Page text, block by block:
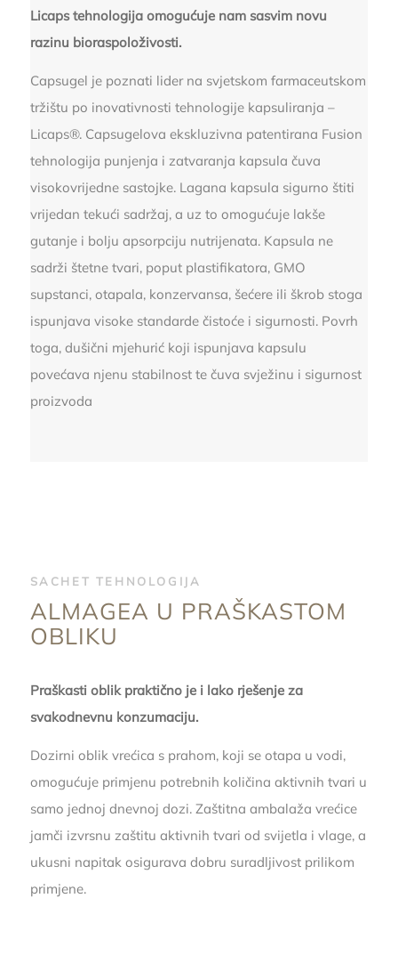
Licaps tehnologija omogućuje nam sasvim novu
razinu bioraspoloživosti.
Capsugel je poznati lider na svjetskom farmaceutskom
tržištu po inovativnosti tehnologije kapsuliranja –
Licaps®. Capsugelova ekskluzivna patentirana Fusion
tehnologija punjenja i zatvaranja kapsula čuva
visokovrijedne sastojke. Lagana kapsula sigurno štiti
vrijedan tekući sadržaj, a uz to omogućuje lakše
gutanje i bolju apsorpciju nutrijenata. Kapsula ne
sadrži štetne tvari, poput plastifikatora, GMO
supstanci, otapala, konzervansa, šećere ili škrob stoga
ispunjava visoke standarde čistoće i sigurnosti. Povrh
toga, dušični mjehurić koji ispunjava kapsulu
povećava njenu stabilnost te čuva svježinu i sigurnost
proizvoda
SACHET TEHNOLOGIJA
ALMAGEA U PRAŠKASTOM
OBLIKU
Praškasti oblik praktično je i lako rješenje za
svakodnevnu konzumaciju.
Dozirni oblik vrećica s prahom, koji se otapa u vodi,
omogućuje primjenu potrebnih količina aktivnih tvari u
samo jednoj dnevnoj dozi. Zaštitna ambalaža vrećice
jamči izvrsnu zaštitu aktivnih tvari od svijetla i vlage, a
ukusni napitak osigurava dobru suradljivost prilikom
primjene.